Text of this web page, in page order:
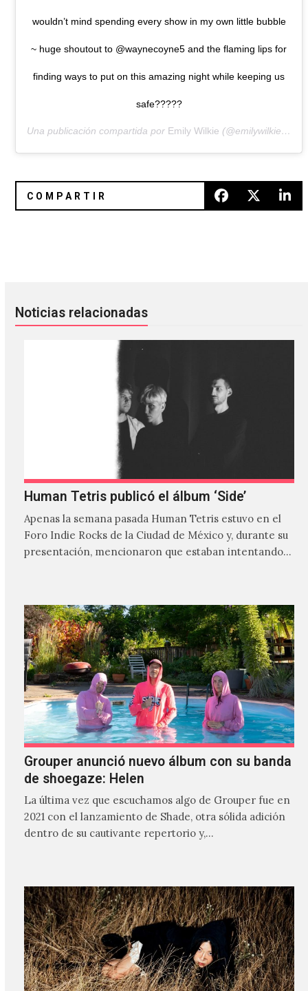
wouldn’t mind spending every show in my own little bubble
~ huge shoutout to @waynecoyne5 and the flaming lips for
finding ways to put on this amazing night while keeping us
safe?????
Una publicación compartida por Emily Wilkie (@emilywilkiee) el
Noticias relacionadas
Human Tetris publicó el álbum ‘Side’
Apenas la semana pasada Human Tetris estuvo en el
Foro Indie Rocks de la Ciudad de México y, durante su
presentación, mencionaron que estaban intentando…
Grouper anunció nuevo álbum con su banda
de shoegaze: Helen
La última vez que escuchamos algo de Grouper fue en
2021 con el lanzamiento de Shade, otra sólida adición
dentro de su cautivante repertorio y,…